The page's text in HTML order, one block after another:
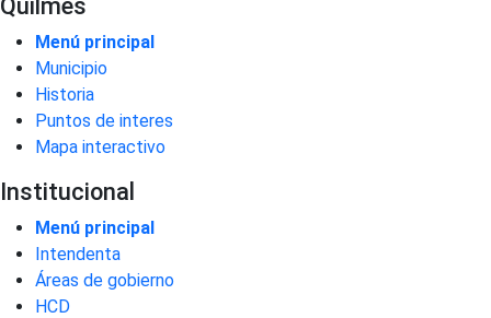
Quilmes
Menú principal
Municipio
Historia
Puntos de interes
Mapa interactivo
Institucional
Menú principal
Intendenta
Áreas de gobierno
HCD